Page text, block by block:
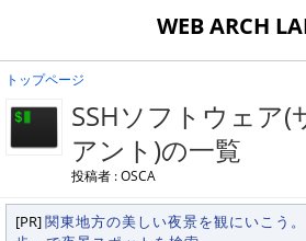
WEB ARCH
トップページ
SSHソフトウェア(
アント)の一覧
投稿者 : OSCA
[PR]関東地方の美しい夜景を観にいこう